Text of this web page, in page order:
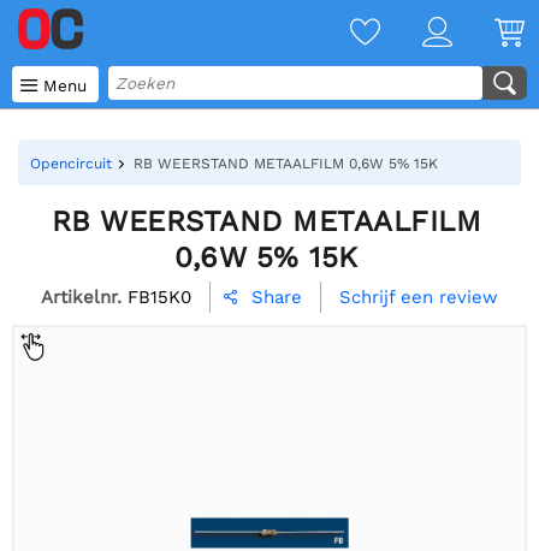
 Menu
Opencircuit RB WEERSTAND METAALFILM 0,6W 5% 15K
RB WEERSTAND METAALFILM
0,6W 5% 15K
Artikelnr. FB15K0  Share Schrijf een review